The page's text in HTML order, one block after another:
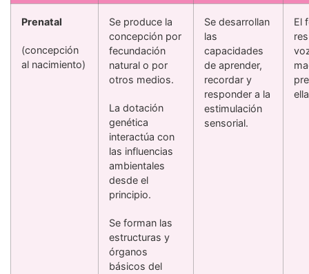
Prenatal
(concepción
al nacimiento)
Se produce la
concepción por
fecundación
natural o por
otros medios.
La dotación
genética
interactúa con
las influencias
ambientales
desde el
principio.
Se forman las
estructuras y
órganos
básicos del
Se desarrollan
las
capacidades
de aprender,
recordar y
responder a la
estimulación
sensorial.
El